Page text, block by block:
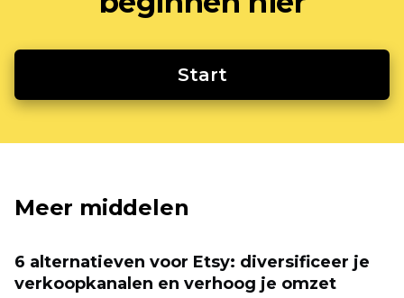
Start
Meer middelen
6 alternatieven voor Etsy: diversificeer je
verkoopkanalen en verhoog je omzet